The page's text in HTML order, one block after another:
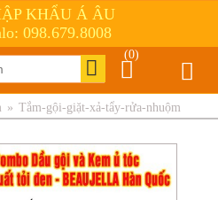
KHẨU Á ÂU
098.679.8008
(0)
» Tắm-gội-giặt-xả-tẩy-rửa-nhuộm